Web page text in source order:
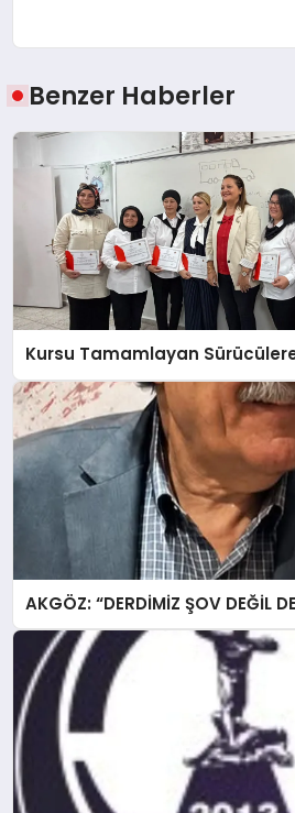
Benzer Haberler
Kursu Tamamlayan
AKGÖZ: “DERDİMİZ ŞOV DEĞİL